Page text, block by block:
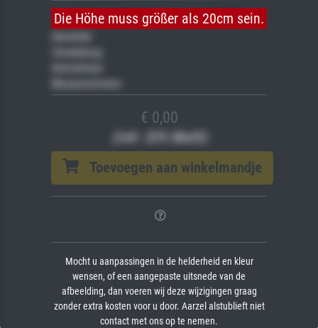
Die Höhe muss größer als 20cm sein.
Veredelung
Museumslizenz
€ 0,00
(inkl. 20% MwSt)
Toevoegen aan winkelmandje
Mocht u aanpassingen in de helderheid en kleur
wensen, of een aangepaste uitsnede van de
afbeelding, dan voeren wij deze wijzigingen graag
zonder extra kosten voor u door. Aarzel alstublieft niet
contact met ons op te nemen.